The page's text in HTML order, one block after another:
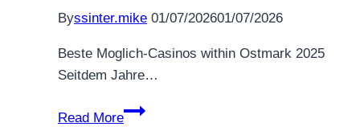
Byssinter.mike 01/07/202601/07/2026
Beste Moglich-Casinos within Ostmark 2025
Seitdem Jahre…
Read More
Ebendiese